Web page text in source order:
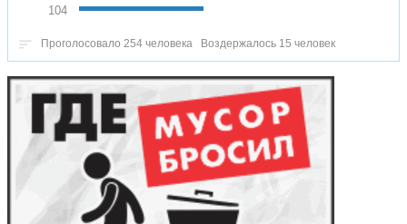
104
Проголосовало 254 человека Воздержалось 15 человек